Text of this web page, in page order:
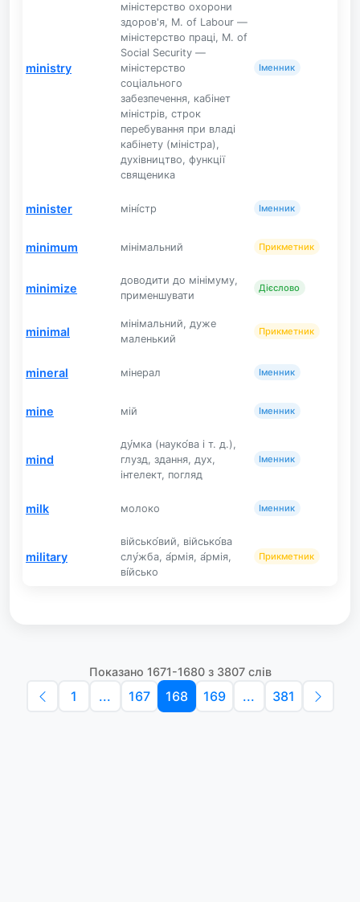
ministry
міністерство охорони
здоров'я, M. of Labour —
міністерство праці, M. of
Social Security —
міністерство
соціального
забезпечення, кабінет
міністрів, строк
перебування при владі
кабінету (міністра),
духівництво, функції
священика
Іменник
minister міні́стр Іменник
minimum мінімальний Прикметник
minimize
доводити до мінімуму,
применшувати
Дієслово
minimal
мінімальний, дуже
маленький
Прикметник
mineral мінерал Іменник
mine мій Іменник
mind
ду́мка (науко́ва і т. д.),
глузд, здання, дух,
інтелект, погляд
Іменник
milk молоко Іменник
military
військо́вий, військо́ва
слу́жба, а́рмія, а́рмія,
ві́йсько
Прикметник
Показано 1671-1680 з 3807 слів
1 ... 167 168 169 ... 381